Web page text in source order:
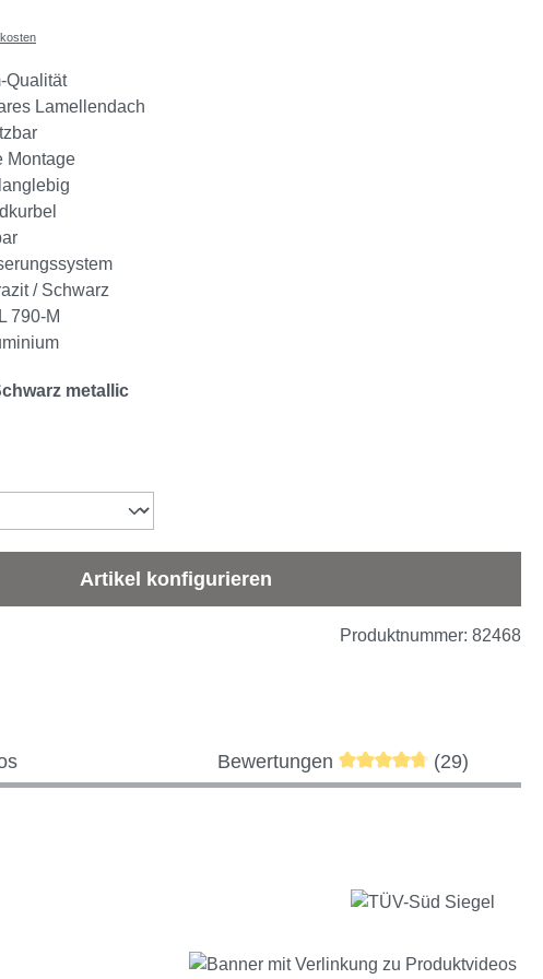
Qualität
Lamellendach
Montage
/ Schwarz
790-M
metallic
metallic
ist zurzeit nicht verfügbar.)
Artikel konfigurieren
Produktnummer: 82468
Bewertungen Durchschnittliche
(29)